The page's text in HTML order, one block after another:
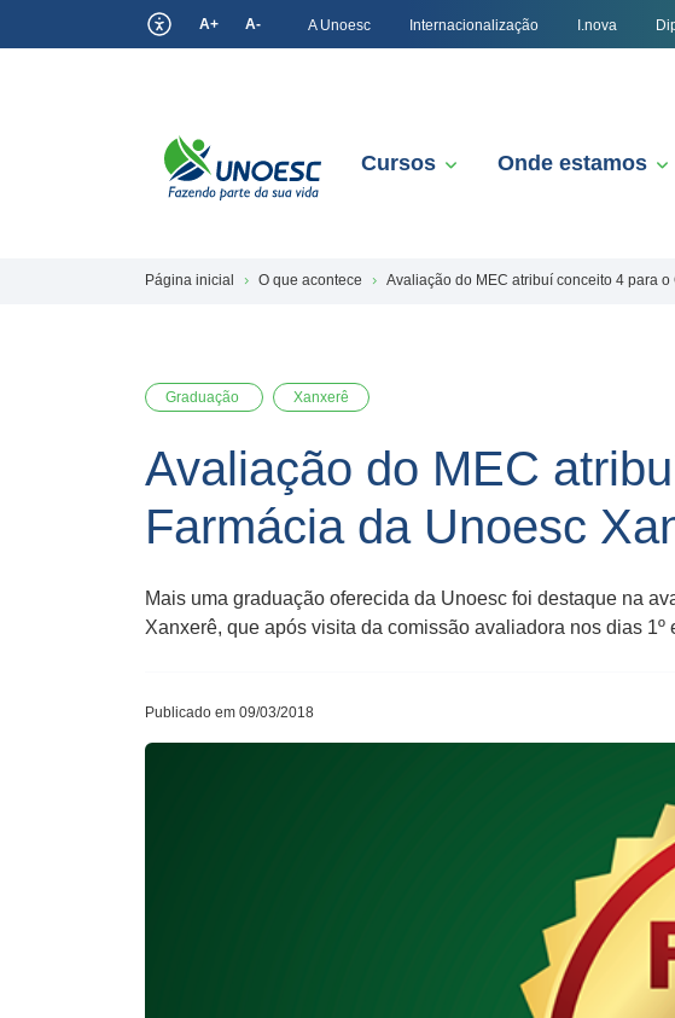
A+ A- A Unoesc Internacionalização I.nova
Cursos Onde estamos
Página inicial O que acontece Avaliação do MEC atribuí conceito 4 para
Graduação Xanxerê
Avaliação do MEC
Farmácia da Unoesc
Mais uma graduação oferecida da Unoesc foi destaque na
Xanxerê, que após visita da comissão avaliadora nos dias
Publicado em 09/03/2018